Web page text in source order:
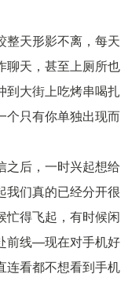
整天形影不离，每天
聊天，甚至上厕所也
到大街上吃烤串喝扎
只有你单独出现而
之后，一时兴起想给
我们真的已经分开很
忙得飞起，有时候闲
前线—现在对手机好
连看都不想看到手机